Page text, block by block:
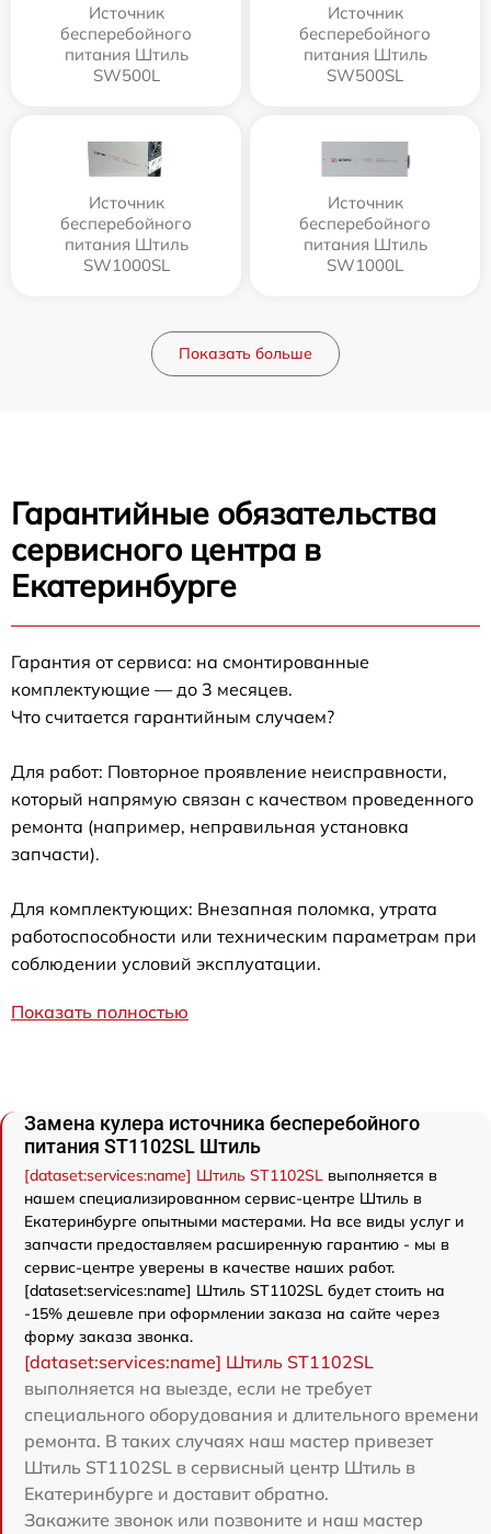
Источник
бесперебойного
питания Штиль
SW500L
Источник
бесперебойного
питания Штиль
SW500SL
Источник
бесперебойного
питания Штиль
SW1000SL
Источник
бесперебойного
питания Штиль
SW1000L
Показать больше
Гарантийные обязательства
сервисного центра в
Екатеринбурге
Гарантия от сервиса: на смонтированные
комплектующие — до 3 месяцев.
Что считается гарантийным случаем?
Для работ: Повторное проявление неисправности,
который напрямую связан с качеством проведенного
ремонта (например, неправильная установка
запчасти).
Для комплектующих: Внезапная поломка, утрата
работоспособности или техническим параметрам при
соблюдении условий эксплуатации.
Показать полностью
Замена кулера источника бесперебойного
питания ST1102SL Штиль
[dataset:services:name] Штиль ST1102SL выполняется в
нашем специализированном сервис-центре Штиль в
Екатеринбурге опытными мастерами. На все виды услуг и
запчасти предоставляем расширенную гарантию - мы в
сервис-центре уверены в качестве наших работ.
[dataset:services:name] Штиль ST1102SL будет стоить на
-15% дешевле при оформлении заказа на сайте через
форму заказа звонка.
[dataset:services:name] Штиль ST1102SL
выполняется на выезде, если не требует
специального оборудования и длительного времени
ремонта. В таких случаях наш мастер привезет
Штиль ST1102SL в сервисный центр Штиль в
Екатеринбурге и доставит обратно.
Закажите звонок или позвоните и наш мастер